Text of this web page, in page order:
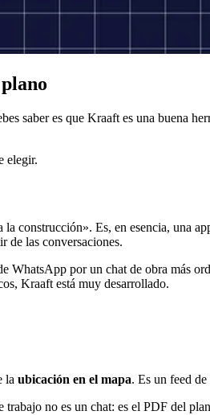
saber es que Kraaft es una buena
elegir.
construcción». Es, en esencia, una
de las conversaciones.
WhatsApp por un chat de obra más
Kraaft está muy desarrollado.
la ubicación en el mapa. Es un feed
trabajo no es un chat: es el PDF del